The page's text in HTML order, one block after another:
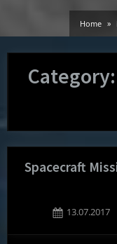
Home
Category:
Spacecraft
Posted
13.07.2017